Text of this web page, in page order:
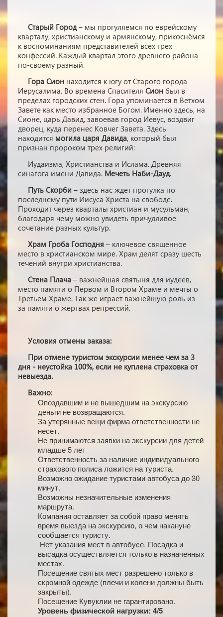
Старый Город– мы прогуляемся по еврейскому
кварталу, христианскому и армянскому, прикоснёмся
к воспоминаниям представителей всех трех
конфессий. Каждый квартал этого древнего района
по-своему разный.
Гора Сион находится к югу от Старого города
Иерусалима. Во времена Спасителя Сион был в
пределах городских стен. Гора упоминается в Ветхом
Завете как место избранное Богом. Именно здесь, на
Сионе, царь Давид, завоевав город Иевус, воздвиг
дворец, куда перенес Ковчег Завета. Здесь
находится могила царя Давида, который был
признан пророком трех религий:
Иудаизма, Христианства и Ислама. Древняя
синагога имени Давида. Мечеть Наби-Дауд.
Путь Скорби – здесь нас ждёт прогулка по
последнему пути Иисуса Христа на свободе.
Проходит через кварталы христиан и мусульман,
благодаря чему можно увидеть причудливое
сочетание разных культур.
Храм Гроба Господня – ключевое священное
место в христианском мире. Храм делят сразу шесть
течений внутри христианства.
Стена Плача – важнейшая святыня для иудеев,
место памяти о Первом и Втором Храме и мечты о
Третьем Храме. Так же играет важнейшую роль из-
за памяти о жертвах репрессий.
Условия отмены заказа:
При отмене туристом экскурсии менее чем за 3
дня - неустойка 100%, если не куплена страховка от
невыезда.
Важно:
Опоздавшим и не вышедшим на экскурсию
деньги не возвращаются.
За утерянные вещи фирма ответственности не
несет.
Не принимаются заявки на экскурсии для детей
младше 5 лет
Ответственность за наличие индивидуального
страхового полиса ложится на туриста.
Возможно ожидание туристами автобуса до 30
минут.
Возможны незначительные изменения
маршрута.
Компания оставляет за собой право менять
время выезда на экскурсию, о чем накануне
сообщается туристу.
Нет указания мест в автобуcе. Посадка и
высадка осуществляется только в назначенных
местах.
Посещение святых мест разрешено только в
скромной одежде (плечи и колени должны быть
закрыты).
Посещение Кувуклии не гарантировано.
Уровень физической нагрузки: 4/5